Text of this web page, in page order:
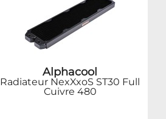
Alphacool
Radiateur NexXxoS ST30 Full
Cuivre 480